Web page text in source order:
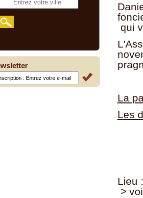
qui
La
Les
Lieu
>